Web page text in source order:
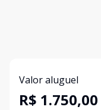
Valor aluguel
R$ 1.750,00